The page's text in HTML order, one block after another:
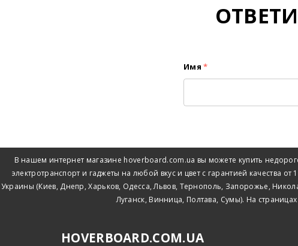
Имя *
В нашем интернет магазине hoverboard.com.ua вы можете купить
электротранспорт и гаджеты на любой вкус и цвет с гарантией качества
Украины (Киев, Днепр, Харьков, Одесса, Львов, Тернополь, Запорожье,
Луганск, Винница, Полтава, Сумы). На
HOVERBOARD.COM.UA